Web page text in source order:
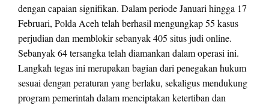
dengan capaian signifikan. Dalam periode Januari hingga 17
Februari, Polda Aceh telah berhasil mengungkap 55 kasus
perjudian dan memblokir sebanyak 405 situs judi online.
Sebanyak 64 tersangka telah diamankan dalam operasi ini.
Langkah tegas ini merupakan bagian dari penegakan hukum
sesuai dengan peraturan yang berlaku, sekaligus mendukung
program pemerintah dalam menciptakan ketertiban dan